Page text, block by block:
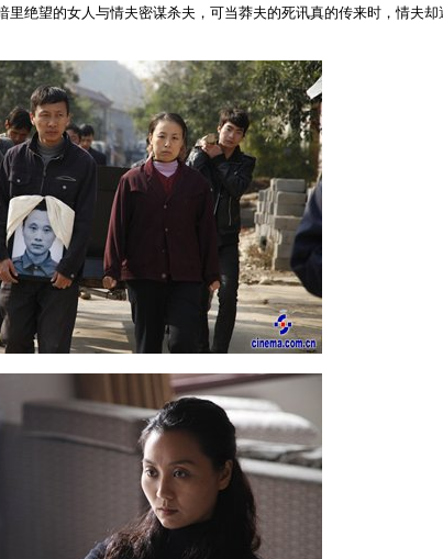
望的女人与情夫密谋杀夫，可当莽夫的死讯真的传来时，情夫却